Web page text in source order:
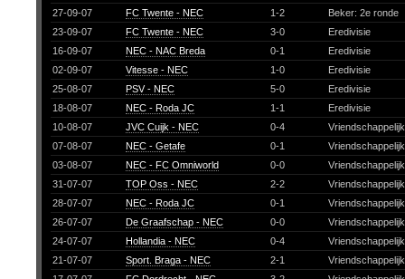
27-09-07
FC Twente - NEC 1-2
Beker: 2e ronde
23-09-07
FC Twente - NEC 3-0
Eredivisie
16-09-07
NEC - NAC Breda 0-1
Eredivisie
02-09-07
Vitesse - NEC 1-0
Eredivisie
25-08-07
PSV - NEC 5-0
Eredivisie
18-08-07
NEC - Roda JC 1-1
Eredivisie
10-08-07
JVC Cuijk - NEC 0-4
07-08-07
NEC - Getafe 0-1
03-08-07
NEC - FC Omniworld 0-0
31-07-07
TOP Oss - NEC 2-2
28-07-07
NEC - Roda JC 0-1
26-07-07
De Graafschap - NEC 0-0
24-07-07
Hollandia - NEC 0-4
21-07-07
Sport. Braga - NEC 2-1